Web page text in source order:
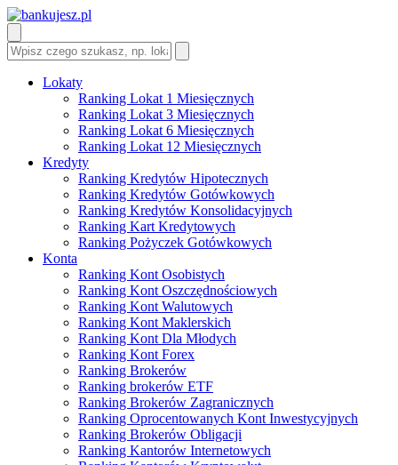
Lokaty
Ranking Lokat 1 Miesięcznych
Ranking Lokat 3 Miesięcznych
Ranking Lokat 6 Miesięcznych
Ranking Lokat 12 Miesięcznych
Kredyty
Ranking Kredytów Hipotecznych
Ranking Kredytów Gotówkowych
Ranking Kredytów Konsolidacyjnych
Ranking Kart Kredytowych
Ranking Pożyczek Gotówkowych
Konta
Ranking Kont Osobistych
Ranking Kont Oszczędnościowych
Ranking Kont Walutowych
Ranking Kont Maklerskich
Ranking Kont Dla Młodych
Ranking Kont Forex
Ranking Brokerów
Ranking brokerów ETF
Ranking Brokerów Zagranicznych
Ranking Oprocentowanych Kont Inwestycyjnych
Ranking Brokerów Obligacji
Ranking Kantorów Internetowych